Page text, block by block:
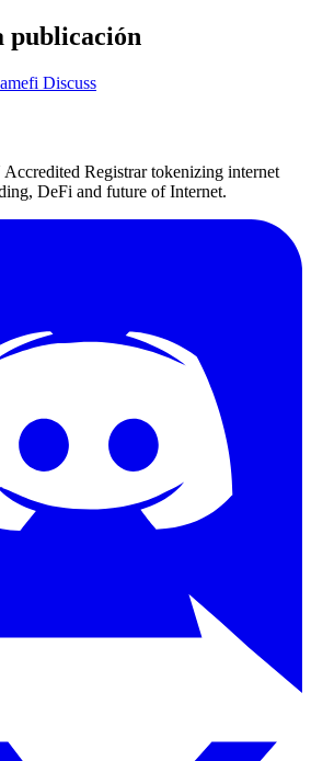
publicación
Discuss
Registrar tokenizing internet
DeFi and future of Internet.